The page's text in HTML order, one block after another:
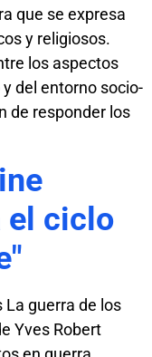
que se expresa
y religiosos.
los aspectos
del entorno socio-
de responder los
el ciclo
guerra de los
Yves Robert